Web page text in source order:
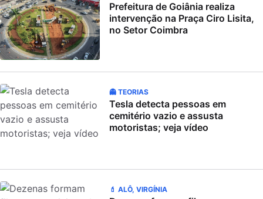
Prefeitura de Goiânia realiza
intervenção na Praça Ciro Lisita,
no Setor Coimbra
👻 TEORIAS
Tesla detecta pessoas em
cemitério vazio e assusta
motoristas; veja vídeo
💄 ALÔ, VIRGÍNIA